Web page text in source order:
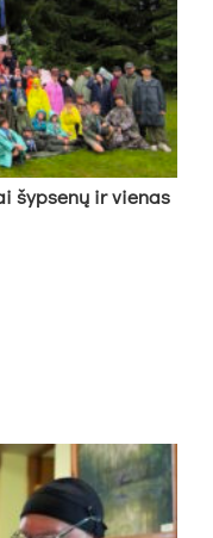
šyp­se­nų ir vie­nas